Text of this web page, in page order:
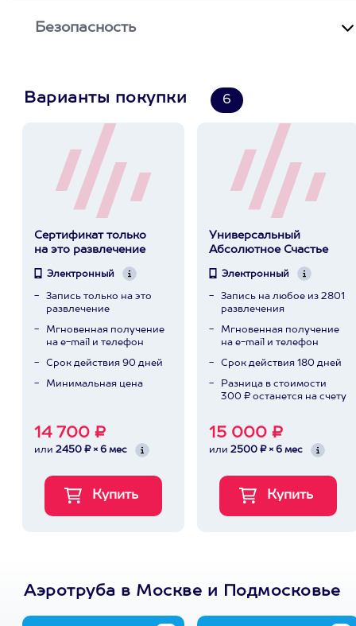
Безопасность
Варианты покупки 6
Сертификат только
на это развлечение
Электронный
Запись только на это
развлечение
Мгновенная получение
на e-mail и телефон
Срок действия 90 дней
Минимальная цена
14 700 ₽
или 2450 ₽ × 6 мес
Универсальный
Абсолютное Счастье
Электронный
Запись на любое из 2801
развлечения
Мгновенная получение
на e-mail и телефон
Срок действия 180 дней
Разница в стоимости
300 ₽ останется на счету
15 000 ₽
или 2500 ₽ × 6 мес
Аэротруба в Москве и Подмосковье